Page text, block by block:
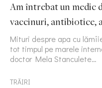
Am întrebat un medic
vaccinuri, antibiotice,
Mituri despre apa cu
tot timpul pe marele
doctor Mela Stanculete…
TRĂIRI